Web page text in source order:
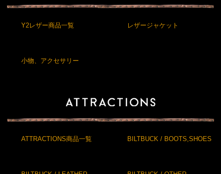
Y2レザー商品一覧 レザージャケット
小物、アクセサリー
ATTRACTIONS商品一覧 BILTBUCK / BOOTS,SHOES